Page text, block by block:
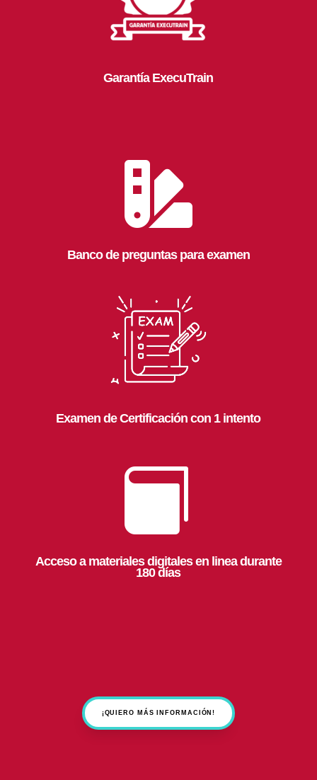
Garantía ExecuTrain

Banco de preguntas para examen
Examen de Certificación con 1 intento

Acceso a materiales digitales en linea durante
180 días
¡QUIERO MÁS INFORMACIÓN!